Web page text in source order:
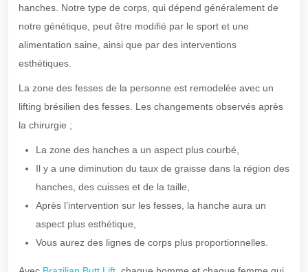
hanches. Notre type de corps, qui dépend généralement de
notre génétique, peut être modifié par le sport et une
alimentation saine, ainsi que par des interventions
esthétiques.
La zone des fesses de la personne est remodelée avec un
lifting brésilien des fesses. Les changements observés après
la chirurgie ;
La zone des hanches a un aspect plus courbé,
Il y a une diminution du taux de graisse dans la région des
hanches, des cuisses et de la taille,
Après l’intervention sur les fesses, la hanche aura un
aspect plus esthétique,
Vous aurez des lignes de corps plus proportionnelles.